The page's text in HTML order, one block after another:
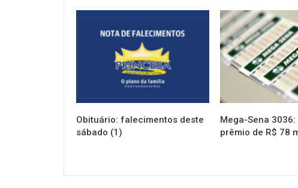
Obituário: falecimentos deste
sábado (1)
NOTÍCIAS
Mega-Sena
prêmio de R$ 78